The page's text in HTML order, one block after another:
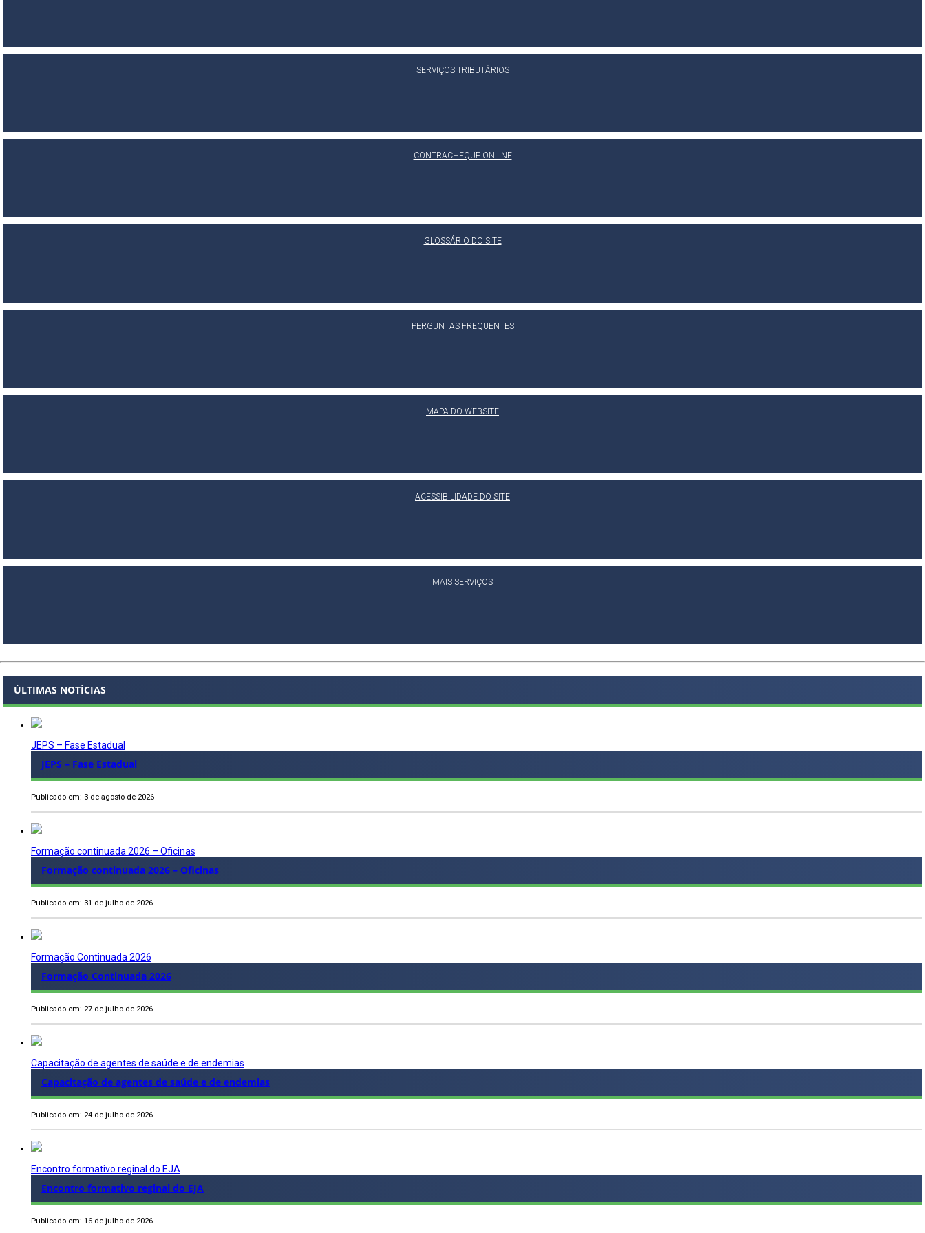
SERVIÇOS TRIBUTÁRIOS
CONTRACHEQUE ONLINE
GLOSSÁRIO DO SITE
PERGUNTAS FREQUENTES
MAPA DO WEBSITE
ACESSIBILIDADE DO SITE
MAIS SERVIÇOS
ÚLTIMAS NOTÍCIAS
JEPS – Fase Estadual
JEPS – Fase Estadual
Publicado em: 3 de agosto de 2026
Formação continuada 2026 – Oficinas
Formação continuada 2026 – Oficinas
Publicado em: 31 de julho de 2026
Formação Continuada 2026
Formação Continuada 2026
Publicado em: 27 de julho de 2026
Capacitação de agentes de saúde e de endemias
Capacitação de agentes de saúde e de endemias
Publicado em: 24 de julho de 2026
Encontro formativo reginal do EJA
Encontro formativo reginal do EJA
Publicado em: 16 de julho de 2026